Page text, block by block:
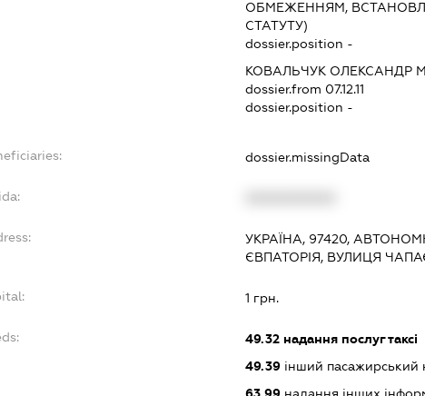
ОБМЕЖЕННЯМ,
СТАТУТУ)
dossier.position -
КОВАЛЬЧУК ОЛЕКСАНДР
dossier.from 07.12.11
dossier.position -
dossier.missingData
УКРАЇНА, 97420,
ЄВПАТОРІЯ, ВУЛИЦЯ
1 грн.
49.32 надання послуг таксі
49.39 інший пасажирський